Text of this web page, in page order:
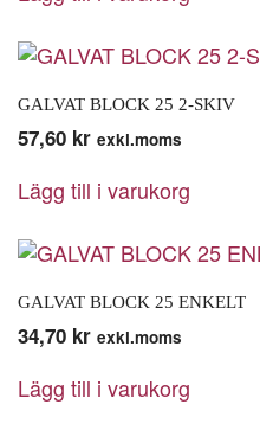
GALVAT BLOCK 25 2-SKIV
57,60 kr exkl.moms
Lägg till i varukorg
GALVAT BLOCK 25 ENKELT
34,70 kr exkl.moms
Lägg till i varukorg